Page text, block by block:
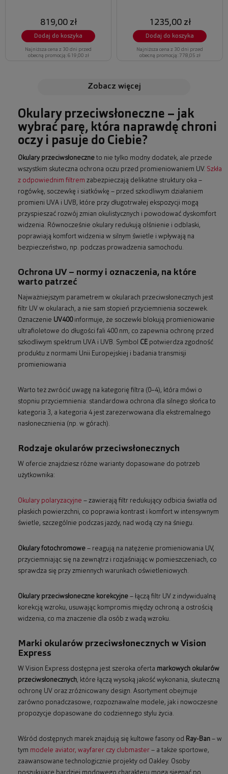
819,00 zł
Dodaj do koszyka
Najniższa cena z 30 dni przed
obecną promocją: 619,00 zł
1235,00 zł
Dodaj do koszyka
Najniższa cena z 30 dni przed
obecną promocją: 778,05 zł
zobacz więcej
Okulary przeciwsłoneczne – jak
wybrać parę, która naprawdę chroni
oczy i pasuje do Ciebie?
Okulary przeciwsłoneczne to nie tylko modny dodatek, ale przede
wszystkim skuteczna ochrona oczu przed promieniowaniem UV. Szkła
z odpowiednim filtrem zabezpieczają delikatne struktury oka –
rogówkę, soczewkę i siatkówkę – przed szkodliwym działaniem
promieni UVA i UVB, które przy długotrwałej ekspozycji mogą
przyspieszać rozwój zmian okulistycznych i powodować dyskomfort
widzenia. Równocześnie okulary redukują olśnienie i odblaski,
poprawiają komfort widzenia w silnym świetle i wpływają na
bezpieczeństwo, np. podczas prowadzenia samochodu.
Ochrona UV – normy i oznaczenia, na które
warto patrzeć
Najważniejszym parametrem w okularach przeciwsłonecznych jest
filtr UV w okularach, a nie sam stopień przyciemnienia soczewek.
Oznaczenie UV400informuje, że soczewki blokują promieniowanie
ultrafioletowe do długości fali 400 nm, co zapewnia ochronę przed
szkodliwym spektrum UVA i UVB. Symbol CE potwierdza zgodność
produktu z normami Unii Europejskiej i badania transmisji
promieniowania
Warto też zwrócić uwagę na kategorię filtra (0–4), która mówi o
stopniu przyciemnienia: standardowa ochrona dla silnego słońca to
kategoria 3, a kategoria 4 jest zarezerwowana dla ekstremalnego
nasłonecznienia (np. w górach).
Rodzaje okularów przeciwsłonecznych
W ofercie znajdziesz różne warianty dopasowane do potrzeb
użytkownika:
Okulary polaryzacyjne – zawierają filtr redukujący odbicia światła od
płaskich powierzchni, co poprawia kontrast i komfort w intensywnym
świetle, szczególnie podczas jazdy, nad wodą czy na śniegu.
Okulary fotochromowe – reagują na natężenie promieniowania UV,
przyciemniając się na zewnątrz i rozjaśniając w pomieszczeniach, co
sprawdza się przy zmiennych warunkach oświetleniowych.
Okulary przeciwsłoneczne korekcyjne – łączą filtr UV z indywidualną
korekcją wzroku, usuwając kompromis między ochroną a ostrością
widzenia, co ma znaczenie dla osób z wadą wzroku.
Marki okularów przeciwsłonecznych w Vision
Express
W Vision Express dostępna jest szeroka oferta markowych okularów
przeciwsłonecznych, które łączą wysoką jakość wykonania, skuteczną
ochronę UV oraz zróżnicowany design. Asortyment obejmuje
zarówno ponadczasowe, rozpoznawalne modele, jak i nowoczesne
propozycje dopasowane do codziennego stylu życia.
Wśród dostępnych marek znajdują się kultowe fasony od Ray-Ban – w
tym modele aviator, wayfarer czy clubmaster – a także sportowe,
zaawansowane technologicznie projekty od Oakley. Osoby